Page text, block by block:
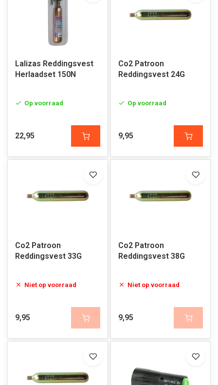
Lalizas Reddingsvest
Herlaadset 150N
Op voorraad
22,95
Co2 Patroon
Reddingsvest 24G
Op voorraad
9,95
Co2 Patroon
Reddingsvest 33G
Niet op voorraad
9,95
Co2 Patroon
Reddingsvest 38G
Niet op voorraad
9,95